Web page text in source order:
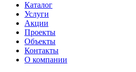
Каталог
Услуги
Акции
Проекты
Объекты
Контакты
О компании